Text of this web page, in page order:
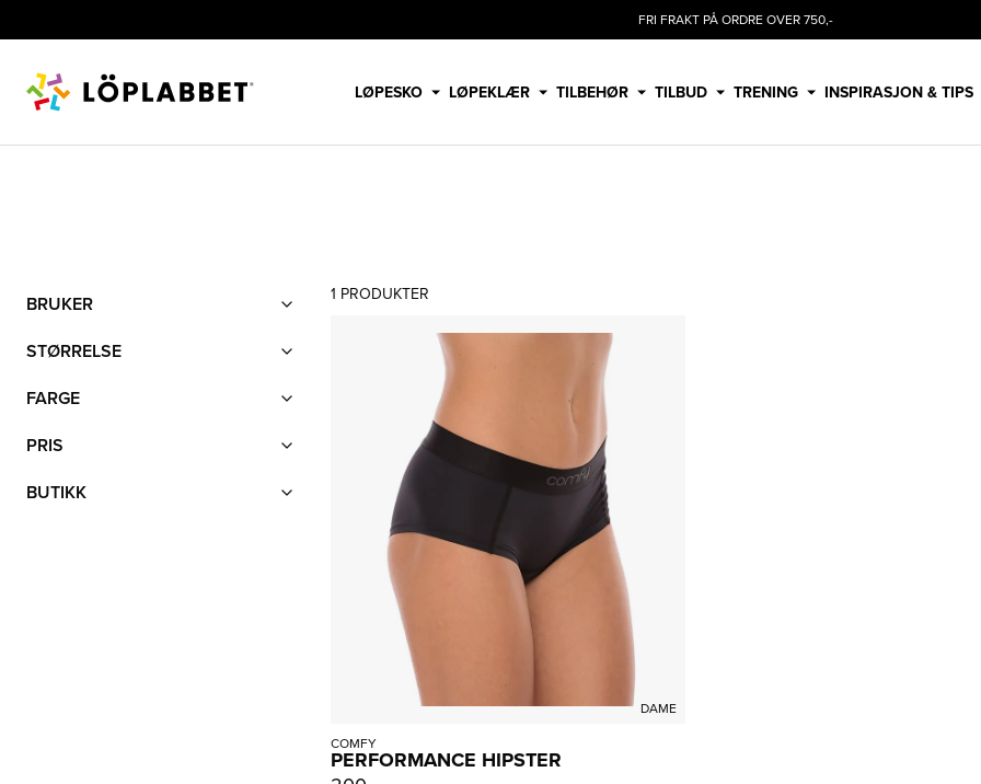
FRI FRAKT PÅ ORDRE OVER 750,-
LØPESKO LØPEKLÆR TILBEHØR TILBUD TRENING INSPIRASJON & TIPS
Filter
BRUKER
STØRRELSE
FARGE
PRIS
BUTIKK
Produktliste
1 PRODUKTER
DAME
COMFY
PERFORMANCE HIPSTER